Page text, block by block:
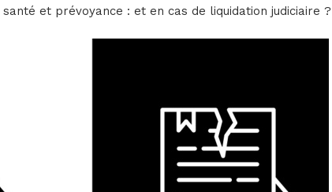
et prévoyance : et en cas de liquidation judiciaire ?